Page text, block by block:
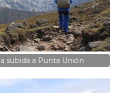
subida a Punta Unión